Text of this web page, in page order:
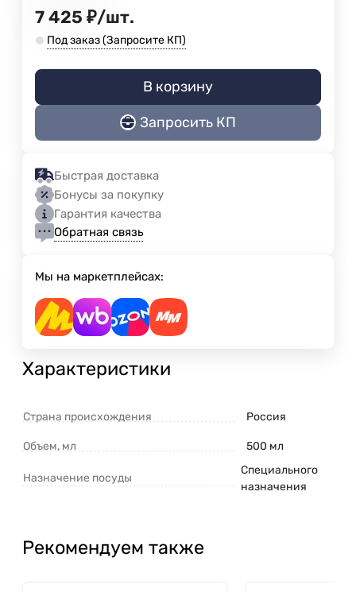
7 425 ₽/шт.
Под заказ (Запросите КП)
В корзину
Запросить КП
Быстрая доставка
Бонусы за покупку
Гарантия качества
Обратная связь
Мы на маркетплейсах:
Характеристики
Страна происхождения Россия
Объем, мл 500 мл
Назначение посуды
Специального
назначения
Рекомендуем также